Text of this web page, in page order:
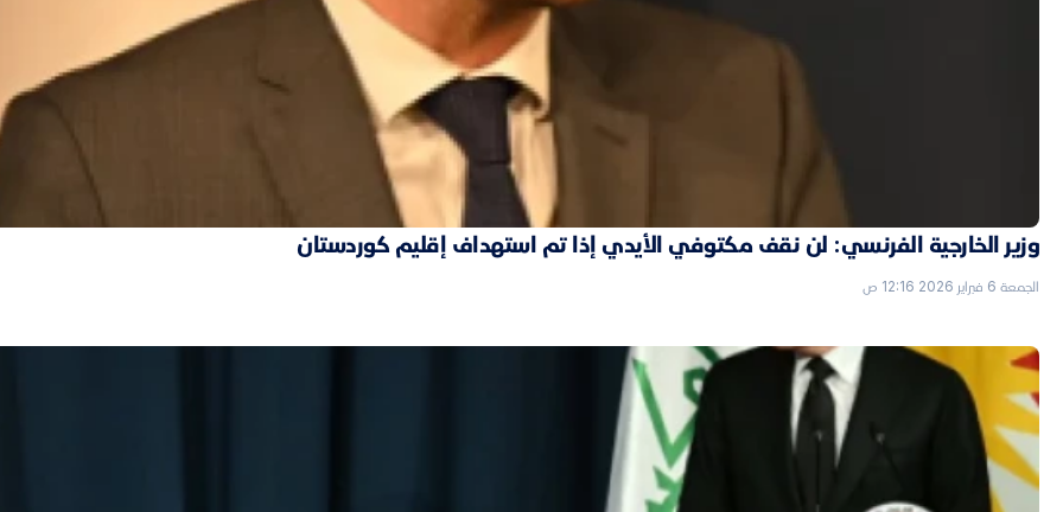
وزير الخارجية الفرنسي: لن نقف مكتوفي الأيدي إذا تم استهداف إقليم كوردستان
الجمعة 6 فبراير 2026 12:16 ص